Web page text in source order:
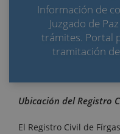
Información de
Juzgado de
trámites. Portal
tramitación
Ubicación del Registro
El Registro Civil de